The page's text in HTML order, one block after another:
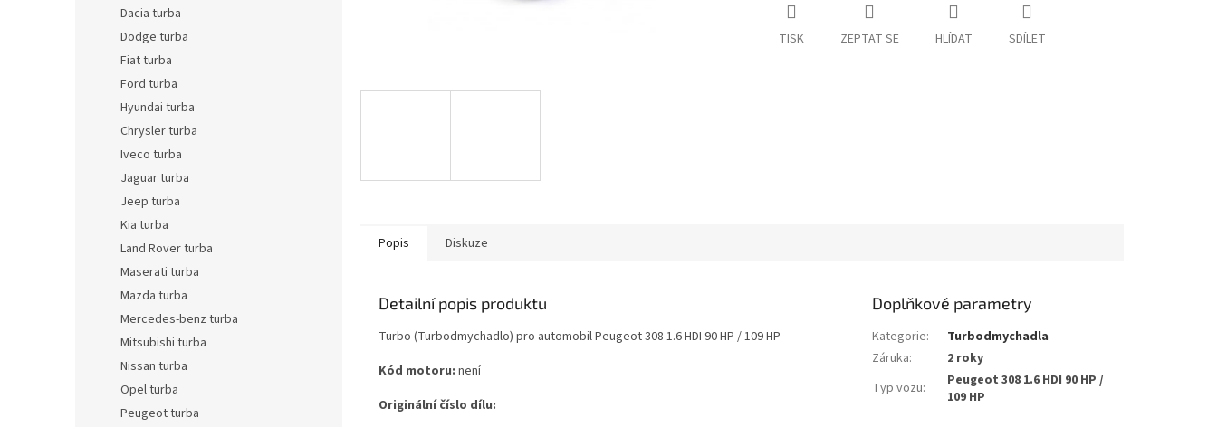
Dacia turba
Dodge turba
Fiat turba
Ford turba
Hyundai turba
Chrysler turba
Iveco turba
Jaguar turba
Jeep turba
Kia turba
Land Rover turba
Maserati turba
Mazda turba
Mercedes-benz turba
Mitsubishi turba
Nissan turba
Opel turba
Peugeot turba
TISK ZEPTAT SE HLÍDAT SDÍLET
Popis Diskuze
Detailní popis produktu
Turbo (Turbodmychadlo) pro automobil Peugeot 308 1.6 HDI 90 HP / 109 HP
Kód motoru: není
Originální číslo dílu:
Doplňkové parametry
Kategorie:
Turbodmychadla
Záruka:
2 roky
Typ vozu:
Peugeot 308 1.6 HDI 90 HP /
109 HP